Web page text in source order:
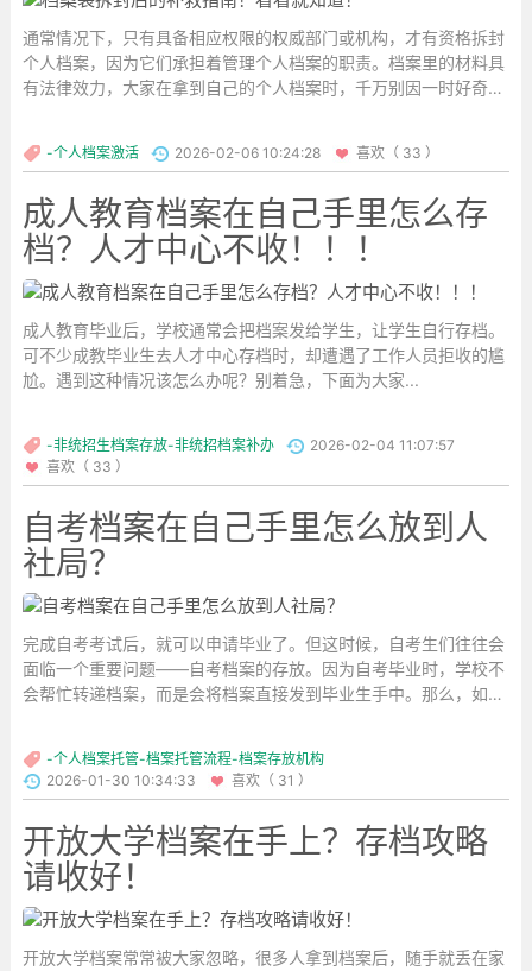
通常情况下，只有具备相应权限的权威部门或机构，才有资格拆封
个人档案，因为它们承担着管理个人档案的职责。档案里的材料具
有法律效力，大家在拿到自己的个人档案时，千万别因一时好奇，
-个人档案激活 2026-02-06 10:24:28 喜欢（ 33 ）
成人教育档案在自己手里怎么存
档？人才中心不收！！！
成人教育毕业后，学校通常会把档案发给学生，让学生自行存档。
可不少成教毕业生去人才中心存档时，却遭遇了工作人员拒收的尴
尬。遇到这种情况该怎么办呢？别着急，下面为大家...
-非统招生档案存放-非统招档案补办
2026-02-04 11:07:57
喜欢（ 33 ）
自考档案在自己手里怎么放到人
社局？
完成自考考试后，就可以申请毕业了。但这时候，自考生们往往会
面临一个重要问题——自考档案的存放。因为自考毕业时，学校不
会帮忙转递档案，而是会将档案直接发到毕业生手中。那么，如何
-个人档案托管-档案托管流程-档案存放机构
2026-01-30 10:34:33
喜欢（ 31 ）
开放大学档案在手上？存档攻略
请收好！
开放大学档案常常被大家忽略，很多人拿到档案后，随手就丢在家